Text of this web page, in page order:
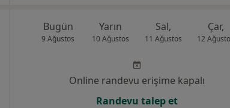
Bugün
9 Ağustos
Yarın
10 Ağustos
Sal,
11 Ağustos
Çar,
12
Online randevu erişime kapalı
Randevu talep et